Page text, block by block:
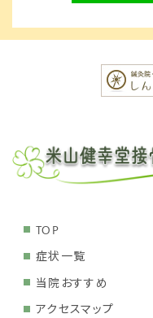
TOP
症状一覧
当院おすすめ
アクセスマップ